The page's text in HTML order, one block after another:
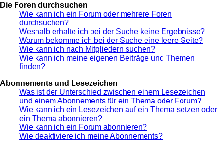
Die Foren durchsuchen
Wie kann ich ein Forum oder mehrere Foren
durchsuchen?
Weshalb erhalte ich bei der Suche keine Ergebnisse?
Warum bekomme ich bei der Suche eine leere Seite?
Wie kann ich nach Mitgliedern suchen?
Wie kann ich meine eigenen Beiträge und Themen
finden?
Abonnements und Lesezeichen
Was ist der Unterschied zwischen einem Lesezeichen
und einem Abonnements für ein Thema oder Forum?
Wie kann ich ein Lesezeichen auf ein Thema setzen oder
ein Thema abonnieren?
Wie kann ich ein Forum abonnieren?
Wie deaktiviere ich meine Abonnements?